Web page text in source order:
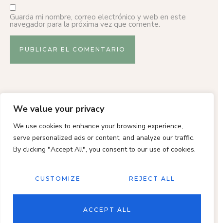
We value your privacy
We use cookies to enhance your browsing experience,
serve personalized ads or content, and analyze our traffic.
By clicking "Accept All", you consent to our use of cookies.
CUSTOMIZE REJECT ALL
ACCEPT ALL
Guarda mi nombre, correo electrónico y web en este
navegador para la próxima vez que comente.